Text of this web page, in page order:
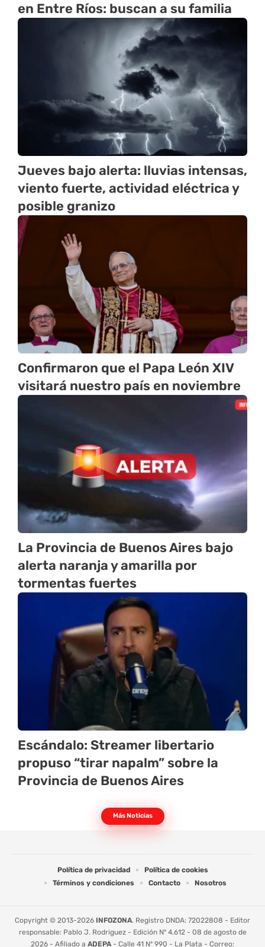
en Entre Ríos: buscan a su familia
Jueves bajo alerta: lluvias intensas,
viento fuerte, actividad eléctrica y
posible granizo
Confirmaron que el Papa León XIV
visitará nuestro país en noviembre
La Provincia de Buenos Aires bajo
alerta naranja y amarilla por
tormentas fuertes
Escándalo: Streamer libertario
propuso “tirar napalm” sobre la
Provincia de Buenos Aires
Más Noticias
Política de privacidad
Política de cookies
Términos y condiciones
Contacto Nosotros
Copyright © 2013-2026 INFOZONA. Registro DNDA: 72022808 - Editor
responsable: Pablo J. Rodriguez - Edición Nº 4.612 - 08 de agosto de
2026 - Afiliado a ADEPA- Calle 41 Nº 990 - La Plata - Correo: